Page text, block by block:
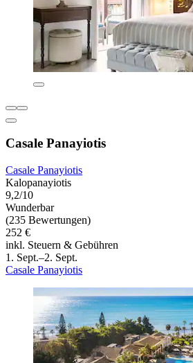
Casale Panayiotis
Casale Panayiotis
Kalopanayiotis
9,2/10
Wunderbar
(235 Bewertungen)
252 €
inkl. Steuern & Gebühren
1. Sept.–2. Sept.
Casale Panayiotis